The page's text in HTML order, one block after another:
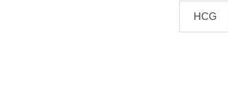
HCG